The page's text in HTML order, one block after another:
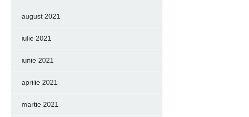
august 2021
iulie 2021
iunie 2021
aprilie 2021
martie 2021